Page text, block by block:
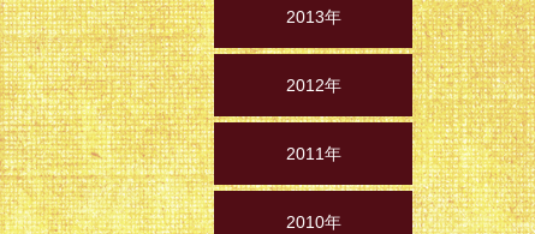
2013年
2012年
2011年
2010年